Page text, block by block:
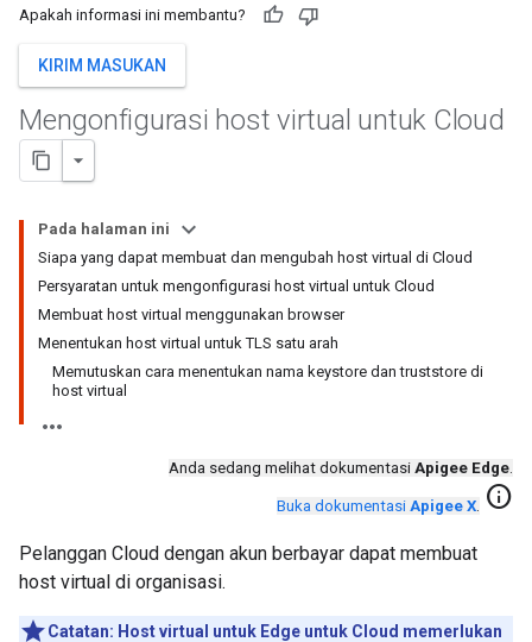
Apakah informasi ini membantu?
KIRIM MASUKAN
Mengonfigurasi host virtual untuk Cloud
Pada halaman ini
Siapa yang dapat membuat dan mengubah host virtual di Cloud
Persyaratan untuk mengonfigurasi host virtual untuk Cloud
Membuat host virtual menggunakan browser
Menentukan host virtual untuk TLS satu arah
Memutuskan cara menentukan nama keystore dan truststore di
host virtual
Anda sedang melihat dokumentasi Apigee Edge.
Buka dokumentasi Apigee X. info
Pelanggan Cloud dengan akun berbayar dapat membuat
host virtual di organisasi.
Catatan: Host virtual untuk Edge untuk Cloud memerlukan